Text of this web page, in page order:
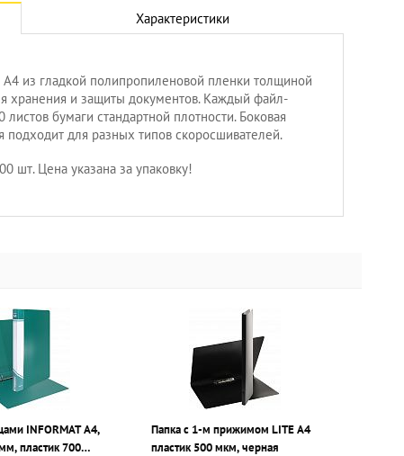
Характеристики
из гладкой полипропиленовой пленки толщиной
хранения и защиты документов. Каждый файл-
бумаги стандартной плотности. Боковая
подходит для разных типов скоросшивателей.
шт. Цена указана за упаковку!
INFORMAT А4,
Папка с 1-м прижимом LITE А4
пластик 500 мкм, черная